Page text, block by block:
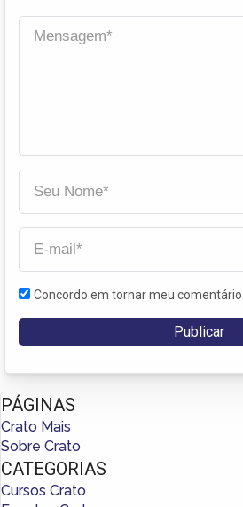
Concordo em tornar meu
PÁGINAS
Crato Mais
Sobre Crato
CATEGORIAS
Cursos Crato